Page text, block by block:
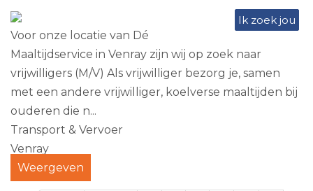
Ik zoek jou
Voor onze locatie van Dé
Maaltijdservice in Venray zijn wij op zoek naar
vrijwilligers (M/V) Als vrijwilliger bezorg je, samen
met een andere vrijwilliger, koelverse maaltijden bij
ouderen die n...
Transport & Vervoer
Venray
Weergeven